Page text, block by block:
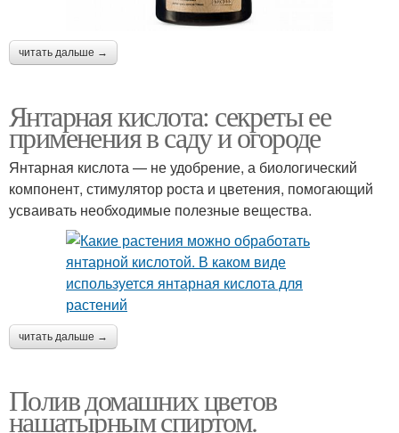
читать дальше →
Янтарная кислота: секреты ее
применения в саду и огороде
Янтарная кислота — не удобрение, а биологический
компонент, стимулятор роста и цветения, помогающий
усваивать необходимые полезные вещества.
читать дальше →
Полив домашних цветов
нашатырным спиртом.